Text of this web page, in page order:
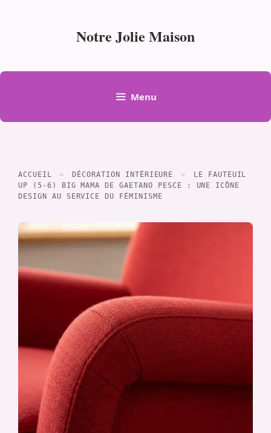
Notre Jolie Maison
Menu
ACCUEIL » DÉCORATION INTÉRIEURE »
LE FAUTEUIL
UP (5-6) BIG MAMA DE GAETANO PESCE : UNE ICÔNE
DESIGN AU SERVICE DU FÉMINISME